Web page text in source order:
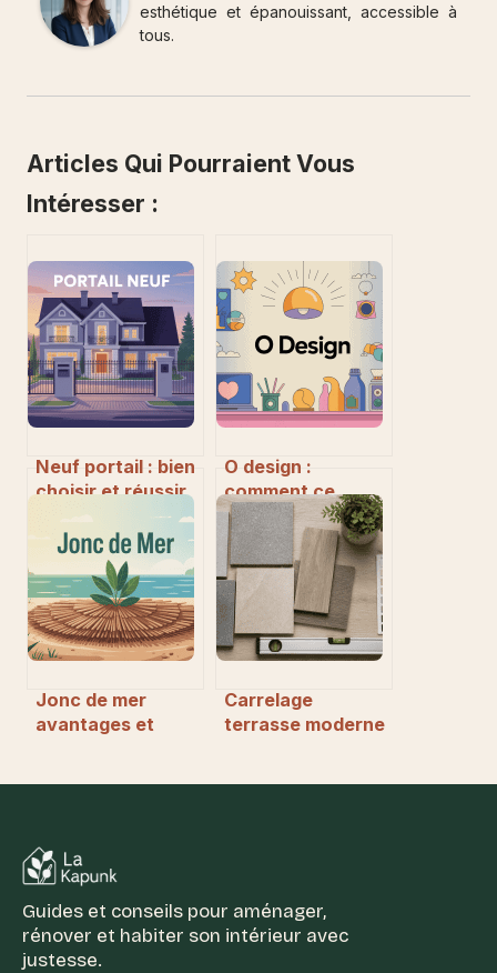
esthétique et épanouissant, accessible à
tous.
Articles Qui Pourraient Vous
Intéresser :
Neuf portail : bien
choisir et réussir
son projet de
portail neuf
O design :
comment ce
concept façonne
le produit, le
digital et la
marque
Jonc de mer
avantages et
Carrelage
terrasse moderne
Guides et conseils pour aménager,
rénover et habiter son intérieur avec
justesse.